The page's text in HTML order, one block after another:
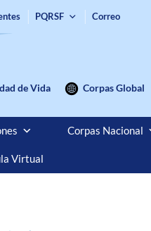
PQRSF Correo
de Vida Corpas Global
Corpas Nacional
Virtual